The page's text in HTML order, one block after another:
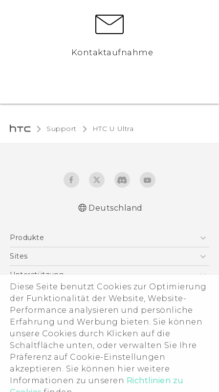
Diese Seite benutzt Cookies zur Optimierung
der Funktionalität der Website, Website-
Performance analysieren und persönliche
Erfahrung und Werbung bieten. Sie können
unsere Cookies durch Klicken auf die
Schaltfläche unten, oder verwalten Sie Ihre
Präferenz auf Cookie-Einstellungen
akzeptieren. Sie können hier weitere
Informationen zu unseren Richtlinien zu
Kontaktaufnahme
Support HTC U Ultra‎
behördliche Bestimmungen
English - Quick start guide
English - User manual
English - Safety and regulatory guide
Deutschland
Produkte
Smartphones
VIVE
Zubehör
Sites
HTC Dev
HTC Vive
Unterstützung
Unterstützung
eCommerce Support
Über HTC
ESG
Impressum
Investor
Cookie Preferences
Offene Stellen
Security and Privacy Whitepaper
© 2011-2026 HTC Corporation
Legal Terms